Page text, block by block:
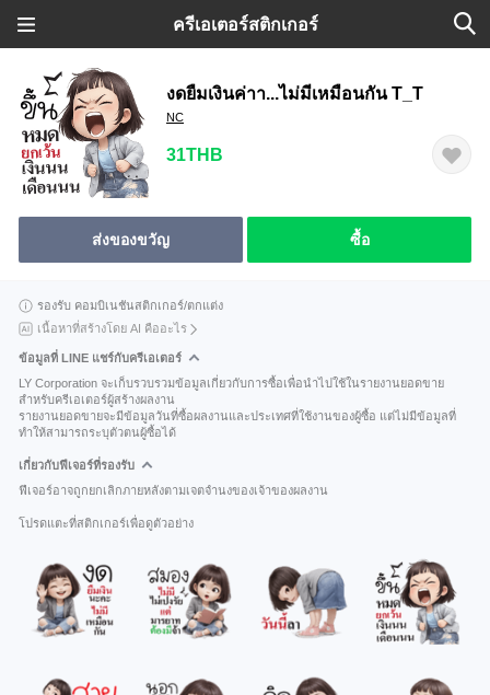
ครีเอเตอร์สติกเกอร์
งดยืมเงินค่าา...ไม่มีเหมือนกัน T_T
NC
31THB
ส่งของขวัญ ซื้อ
รองรับ คอมบิเนชันสติกเกอร์/ตกแต่ง
เนื้อหาที่สร้างโดย AI คืออะไร
ข้อมูลที่ LINE แชร์กับครีเอเตอร์
LY Corporation จะเก็บรวบรวมข้อมูลเกี่ยวกับการซื้อเพื่อนำไปใช้ในรายงานยอดขาย
สำหรับครีเอเตอร์ผู้สร้างผลงาน
รายงานยอดขายจะมีข้อมูลวันที่ซื้อผลงานและประเทศที่ใช้งานของผู้ซื้อ แต่ไม่มีข้อมูลที่
ทำให้สามารถระบุตัวตนผู้ซื้อได้
เกี่ยวกับฟีเจอร์ที่รองรับ
ฟีเจอร์อาจถูกยกเลิกภายหลังตามเจตจำนงของเจ้าของผลงาน
โปรดแตะที่สติกเกอร์เพื่อดูตัวอย่าง